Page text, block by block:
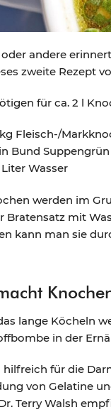
oder andere
zweite Rezept
für ca. 2 l
kg Fleisch-/
Bund Suppengrün
Wasser
werden im
Bratensatz mit
kann man sie
lange Köcheln
in der
hilfreich für die
von Gelatine
Terry Walsh